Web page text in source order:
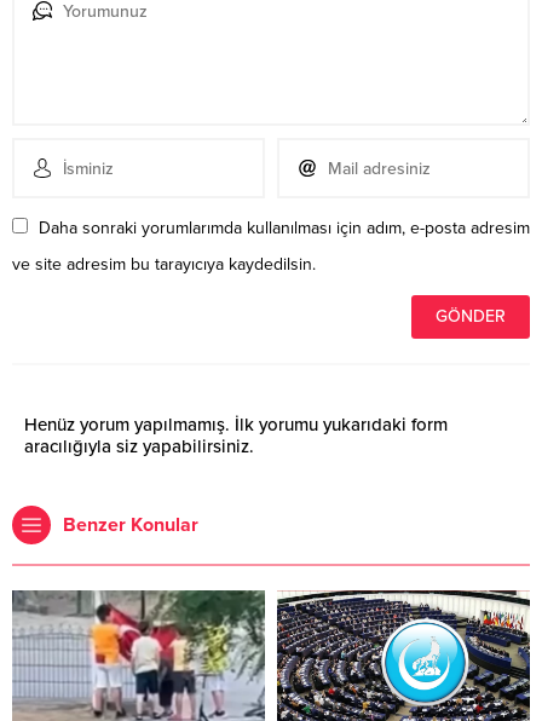
Daha sonraki yorumlarımda kullanılması için adım, e-posta adresim
ve site adresim bu tarayıcıya kaydedilsin.
Henüz yorum yapılmamış. İlk yorumu yukarıdaki form
aracılığıyla siz yapabilirsiniz.
Benzer Konular